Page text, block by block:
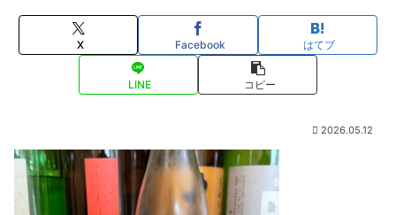
X Facebook はてブ
LINE コピー
2026.05.12